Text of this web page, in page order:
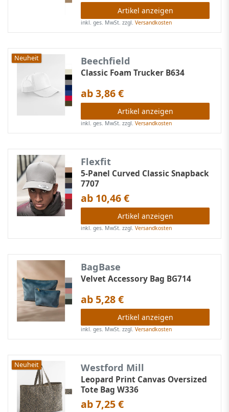
Artikel anzeigen
inkl. ges. MwSt. zzgl.Versandkosten
Neuheit Beechfield
Classic Foam Trucker B634
ab 3,86 €
Artikel anzeigen
inkl. ges. MwSt. zzgl.Versandkosten
Flexfit
5-Panel Curved Classic Snapback
7707
ab 10,46 €
Artikel anzeigen
inkl. ges. MwSt. zzgl.Versandkosten
BagBase
Velvet Accessory Bag BG714
ab 5,28 €
Artikel anzeigen
inkl. ges. MwSt. zzgl.Versandkosten
Neuheit Westford Mill
Leopard Print Canvas Oversized
Tote Bag W336
ab 7,25 €